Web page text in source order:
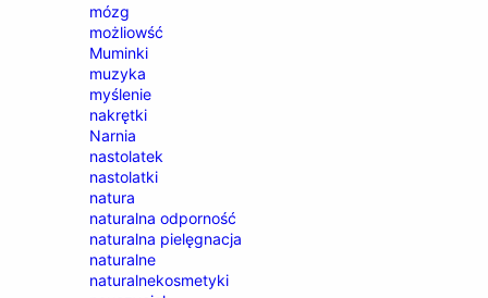
mózg
możliowść
Muminki
muzyka
myślenie
nakrętki
Narnia
nastolatek
nastolatki
natura
naturalna odporność
naturalna pielęgnacja
naturalne
naturalnekosmetyki